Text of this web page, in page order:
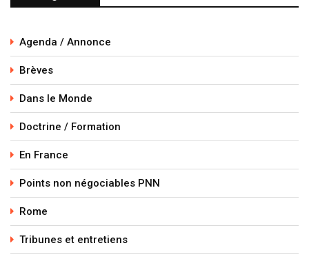
Agenda / Annonce
Brèves
Dans le Monde
Doctrine / Formation
En France
Points non négociables PNN
Rome
Tribunes et entretiens